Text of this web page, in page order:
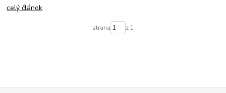
celý článok
strana z 1